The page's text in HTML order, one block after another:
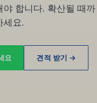
야 합니다. 확산될 때까
세요.
요 견적 받기 →